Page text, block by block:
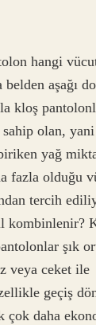
hangi
belden aşağı
kloş
olan,
yağ
fazla olduğu
tercih
kombinlenir?
şık
veya ceket ile
geçiş
çok daha